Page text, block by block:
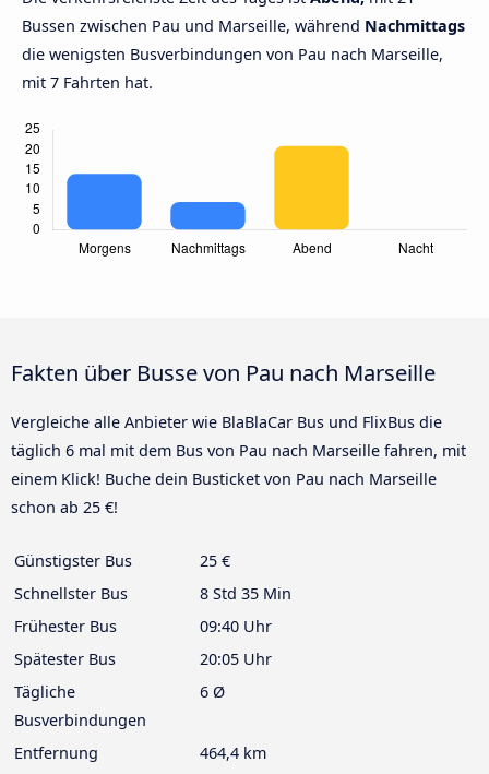
Bussen zwischen Pau und Marseille, während Nachmittags
die wenigsten Busverbindungen von Pau nach Marseille,
mit 7 Fahrten hat.
Fakten über Busse von Pau nach Marseille
Vergleiche alle Anbieter wie BlaBlaCar Bus und FlixBus die
täglich 6 mal mit dem Bus von Pau nach Marseille fahren, mit
einem Klick! Buche dein Busticket von Pau nach Marseille
schon ab 25 €!
Günstigster Bus
25 €
Schnellster Bus
8 Std 35 Min
Frühester Bus
09:40 Uhr
Spätester Bus
20:05 Uhr
Tägliche
Busverbindungen
6 Ø
Entfernung
464,4 km